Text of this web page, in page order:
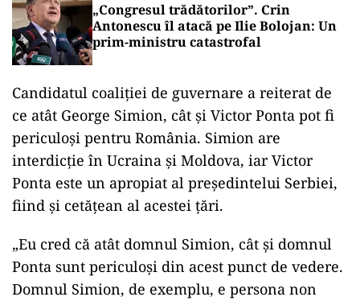
„Congresul trădătorilor”. Crin
Antonescu îl atacă pe Ilie Bolojan: Un
prim-ministru catastrofal
Candidatul coaliţiei de guvernare a reiterat de
ce atât George Simion, cât şi Victor Ponta pot fi
periculoşi pentru România. Simion are
interdicţie în Ucraina şi Moldova, iar Victor
Ponta este un apropiat al preşedintelui Serbiei,
fiind şi cetăţean al acestei ţări.
„Eu cred că atât domnul Simion, cât și domnul
Ponta sunt periculoși din acest punct de vedere.
Domnul Simion, de exemplu, e persona non